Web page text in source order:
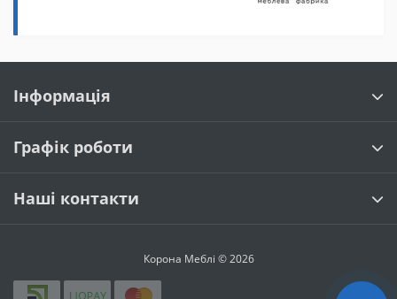
Інформація
Графік роботи
Наші контакти
Корона Меблі © 2026